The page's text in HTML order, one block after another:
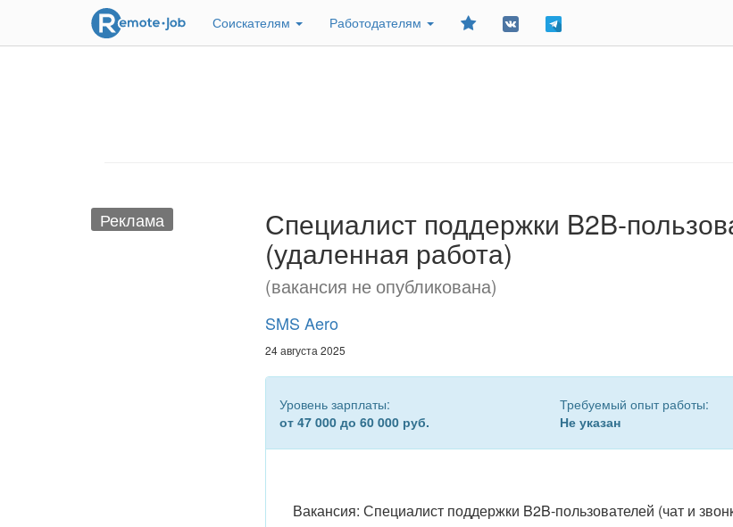
Соискателям Работодателям
Добавить
Реклама Специалист поддержки B2B-
(удаленная работа)
(вакансия не опубликована)
SMS Aero
24 августа 2025
Уровень зарплаты:
от 47 000 до 60 000 руб.
Требуемый опыт работы:
Не указан
Вакансия: Специалист поддержки B2B-пользователей (чат и